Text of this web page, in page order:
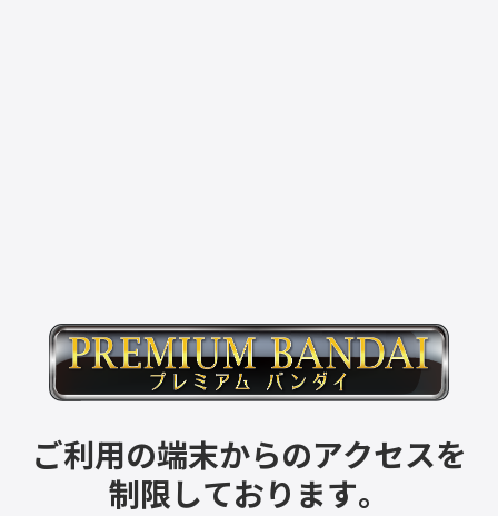
ご利用の端末からのアクセスを
制限しております。